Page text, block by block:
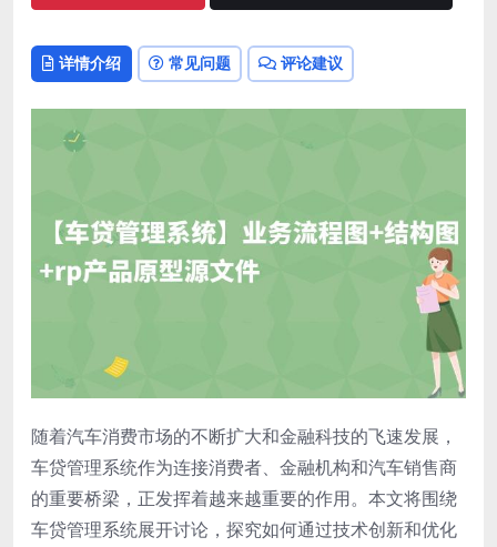
详情介绍 常见问题 评论建议
随着汽车消费市场的不断扩大和金融科技的飞速发展，
车贷管理系统作为连接消费者、金融机构和汽车销售商
的重要桥梁，正发挥着越来越重要的作用。本文将围绕
车贷管理系统展开讨论，探究如何通过技术创新和优化